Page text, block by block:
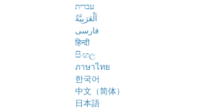
עברית
اَلْعَرَبِيَّةُ
فارسی
हिन्दी
සිංහල
ภาษาไทย
한국어
中文（简体）
日本語